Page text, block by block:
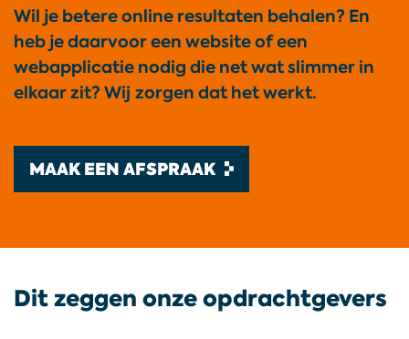
over
ons
contact
Wil je betere online resultaten behalen? En
heb je daarvoor een website of een
webapplicatie nodig die net wat slimmer in
elkaar zit? Wij zorgen dat het werkt.
MAAK EEN AFSPRAAK
Dit zeggen onze opdrachtgevers